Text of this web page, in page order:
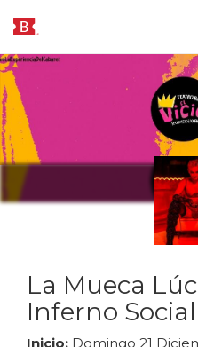
La Mueca
Inferno
Inicio: Domingo 21